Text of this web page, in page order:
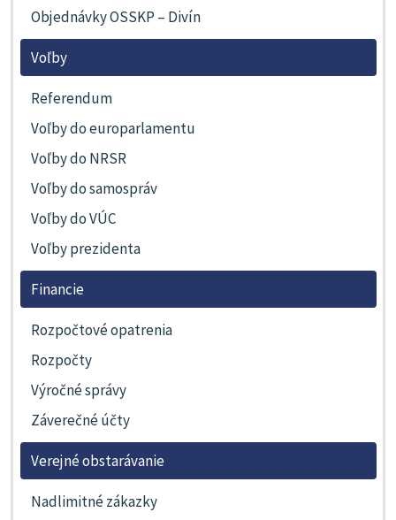
Objednávky OSSKP – Divín
Voľby
Referendum
Voľby do europarlamentu
Voľby do NRSR
Voľby do samospráv
Voľby do VÚC
Voľby prezidenta
Financie
Rozpočtové opatrenia
Rozpočty
Výročné správy
Záverečné účty
Verejné obstarávanie
Nadlimitné zákazky